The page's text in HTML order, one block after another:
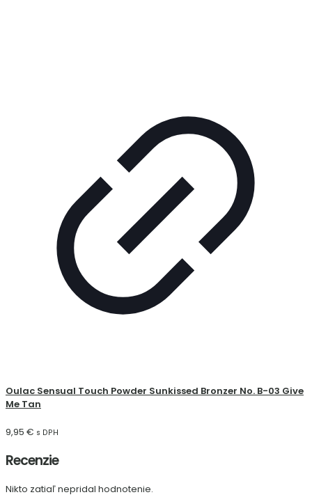
Oulac Sensual Touch Powder Sunkissed Bronzer No. B-03 Give
Me Tan
9,95 € s DPH
Recenzie
Nikto zatiaľ nepridal hodnotenie.